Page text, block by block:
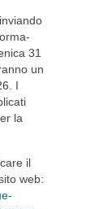
31
un
I
la
il
web: